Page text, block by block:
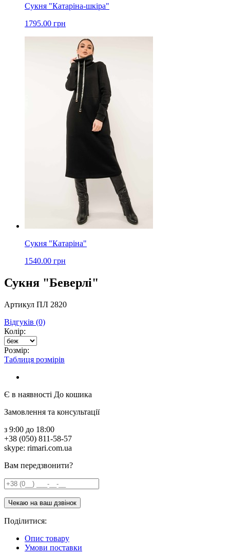
Сукня "Катаріна-шкіра"
1795.00 грн
Сукня "Катаріна"
1540.00 грн
Сукня "Беверлі"
Артикул ПЛ 2820
Відгуків (0)
Колір:
Розмір:
Таблиця розмірів
Є в наявності До кошика
Замовлення та консультації
з 9:00 до 18:00
+38 (050) 811-58-57
skype: rimari.com.ua
Вам передзвонити?
Поділитися:
Опис товару
Умови поставки